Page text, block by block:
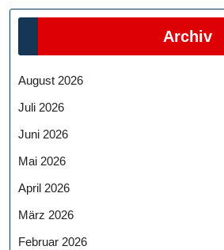
Archiv
August 2026
Juli 2026
Juni 2026
Mai 2026
April 2026
März 2026
Februar 2026